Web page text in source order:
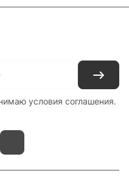
условия соглашения.